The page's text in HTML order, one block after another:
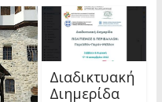
Διαδικτυακή
Διημερίδα